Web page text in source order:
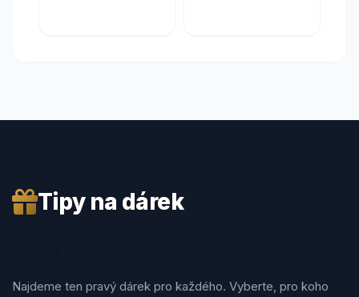
Tipy na dárek
Najdeme ten pravý dárek pro každého. Vyberte, pro koho